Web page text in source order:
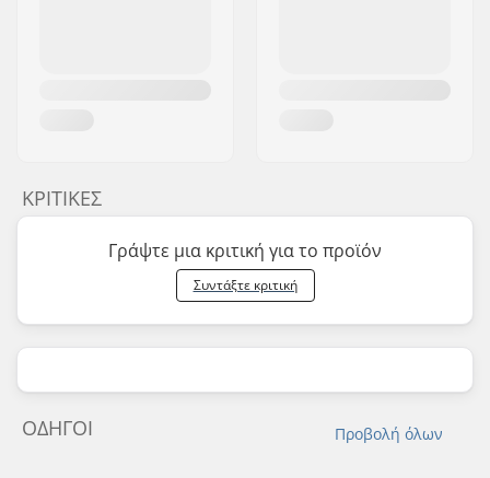
ΚΡΙΤΙΚΈΣ
Γράψτε μια κριτική για το προϊόν
Συντάξτε κριτική
Προβολή όλων
ΟΔΗΓΟΊ